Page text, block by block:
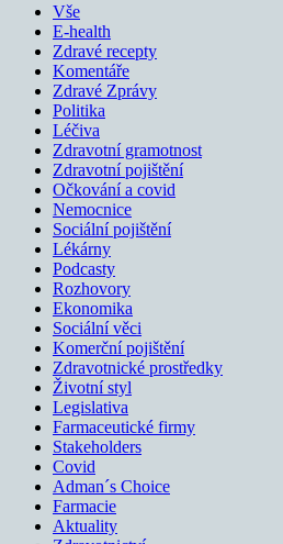
Vše
E-health
Zdravé recepty
Komentáře
Zdravé Zprávy
Politika
Léčiva
Zdravotní gramotnost
Zdravotní pojištění
Očkování a covid
Nemocnice
Sociální pojištění
Lékárny
Podcasty
Rozhovory
Ekonomika
Sociální věci
Komerční pojištění
Zdravotnické prostředky
Životní styl
Legislativa
Farmaceutické firmy
Stakeholders
Covid
Adman´s Choice
Farmacie
Aktuality